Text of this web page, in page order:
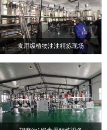
食用级植物油油精炼现场